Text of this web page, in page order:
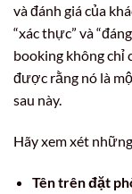
và đánh giá của
“xác thực” và
booking không chỉ
được rằng nó là
sau này.
Hãy xem xét
Tên trên đặt